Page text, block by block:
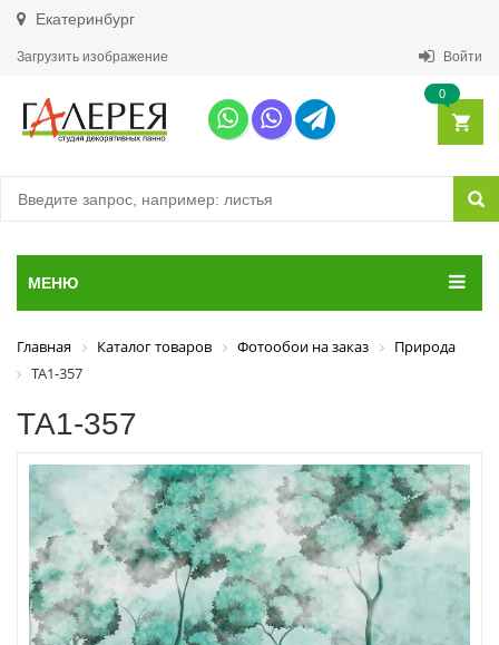
Екатеринбург
Загрузить изображение Войти
0
МЕНЮ
Главная Каталог товаров Фотообои на заказ
Природа
ТА1-357
ТА1-357